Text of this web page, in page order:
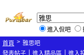
進入侃吧
首頁 > 雅思吧
發表帖子
進入精品區 進入